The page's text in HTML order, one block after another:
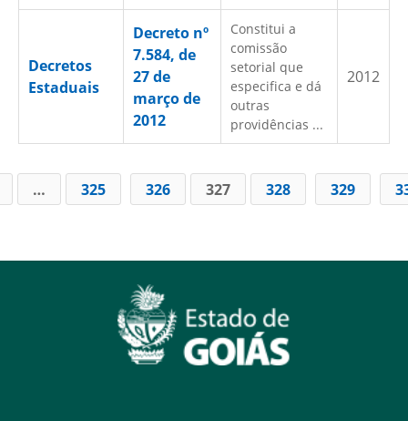
Decretos
Estaduais
Decreto nº
7.584, de
27 de
março de
2012
Constitui a
comissão
setorial que
especifica e dá
outras
providências ...
2012
… 325 326 327 328 329